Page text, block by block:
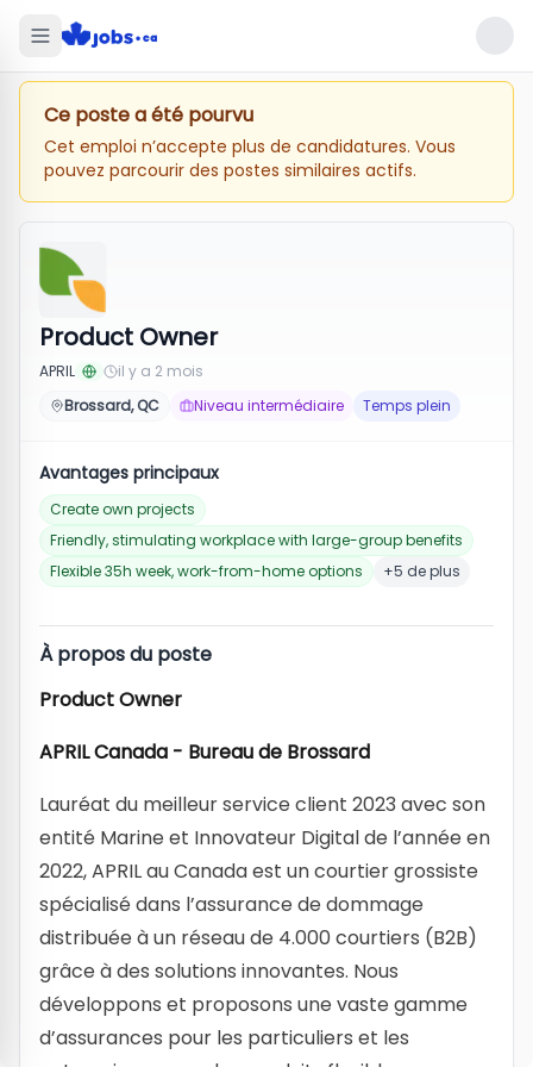
Ce poste a été pourvu
Cet emploi n’accepte plus de candidatures. Vous
pouvez parcourir des postes similaires actifs.
Product Owner
APRIL
il y a 2 mois
Brossard, QC
Niveau intermédiaire Temps plein
Avantages principaux
Create own projects
Friendly, stimulating workplace with large-group benefits
Flexible 35h week, work-from-home options
+5 de plus
À propos du poste
Product Owner
APRIL Canada - Bureau de Brossard
Lauréat du meilleur service client 2023 avec son
entité Marine et Innovateur Digital de l’année en
2022, APRIL au Canada est un courtier grossiste
spécialisé dans l’assurance de dommage
distribuée à un réseau de 4.000 courtiers (B2B)
grâce à des solutions innovantes. Nous
développons et proposons une vaste gamme
d’assurances pour les particuliers et les